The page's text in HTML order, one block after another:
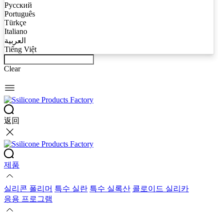
Русский
Português
Türkçe
Italiano
العربية
Tiếng Việt
Clear
返回
제품
실리콘 폴리머 특수 실란 특수 실록산 콜로이드 실리카
응용 프로그램